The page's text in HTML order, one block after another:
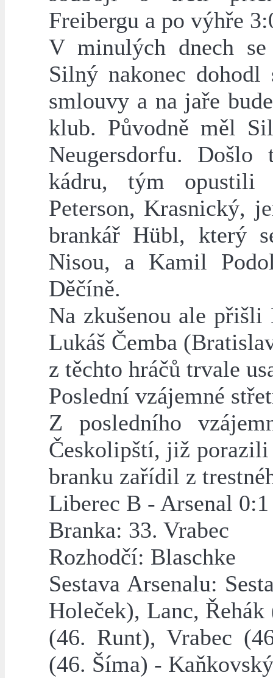
Freibergu a po výhře
V minulých dnech se
Silný nakonec dohodl
smlouvy a na jaře
klub. Původně měl
Neugersdorfu. Došlo
kádru, tým opustili
Peterson, Krasnický,
brankář Hübl, který
Nisou, a Kamil
Děčíně.
Na zkušenou ale přišli
Lukáš Čemba
z těchto hráčů trvale
Poslední vzájemné
Z posledního
Českolipští, již porazili
branku zařídil z
Liberec B - Arsenal
Branka: 33. Vrabec
Rozhodčí: Blaschke
Sestava Arsenalu:
Holeček), Lanc,
(46. Runt), Vrabec
(46. Šíma) -